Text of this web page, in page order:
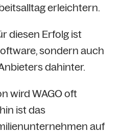
erleichtern.
diesen Erfolg ist
sondern auch
dahinter.
wird WAGO oft
ist das
auf